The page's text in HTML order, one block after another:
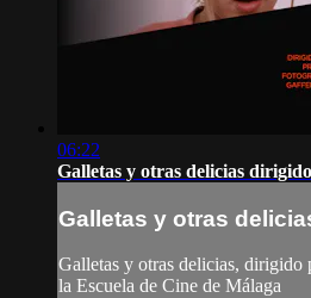
06:22
Galletas y otras delicias
Galletas y otras
Galletas y otras delicias,
la Escuela de Cine de Málaga